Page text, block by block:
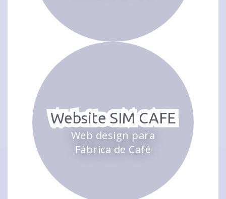
Website SIM CAFE
Web design para
Fábrica de Café